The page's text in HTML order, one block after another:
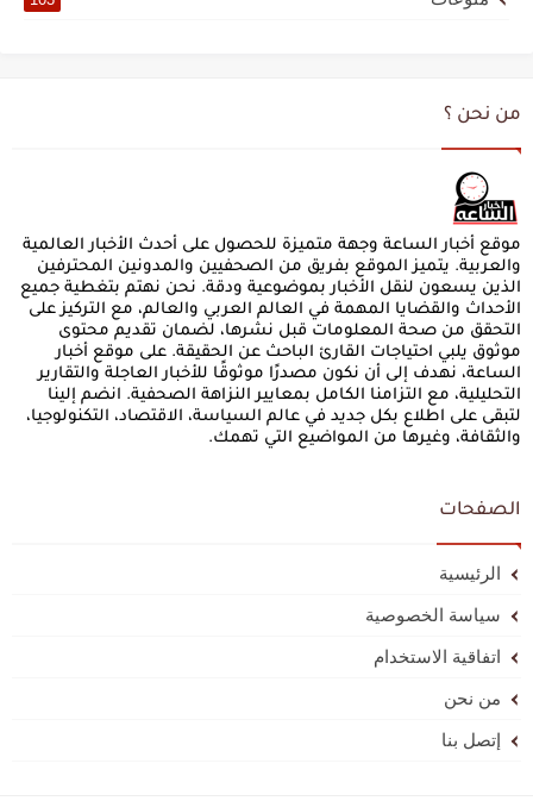
من نحن ؟
موقع أخبار الساعة وجهة متميزة للحصول على أحدث الأخبار العالمية
والعربية. يتميز الموقع بفريق من الصحفيين والمدونين المحترفين
الذين يسعون لنقل الأخبار بموضوعية ودقة. نحن نهتم بتغطية جميع
الأحداث والقضايا المهمة في العالم العربي والعالم، مع التركيز على
التحقق من صحة المعلومات قبل نشرها، لضمان تقديم محتوى
موثوق يلبي احتياجات القارئ الباحث عن الحقيقة. على موقع أخبار
الساعة، نهدف إلى أن نكون مصدرًا موثوقًا للأخبار العاجلة والتقارير
التحليلية، مع التزامنا الكامل بمعايير النزاهة الصحفية. انضم إلينا
لتبقى على اطلاع بكل جديد في عالم السياسة، الاقتصاد، التكنولوجيا،
والثقافة، وغيرها من المواضيع التي تهمك.
الصفحات
الرئيسية
سياسة الخصوصية
اتفاقية الاستخدام
من نحن
إتصل بنا